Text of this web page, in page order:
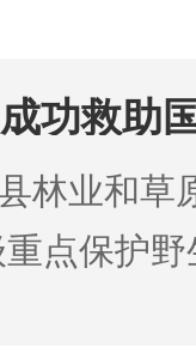
治理成
活多元参
期工程建
深度挖
林场始
置。多
展生态
山禁牧
物得到
日，林草
送至野
待其羽
开”检查，
目前，全
批，市
检81个
功救助
林业和草
点保护
鸮因体弱